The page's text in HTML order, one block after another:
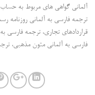
آلمانی گواهی های مربوط به
ترجمه فارسی به آلمانی روزنامه
قراردادهای تجاری، ترجمه فارسی
فارسی به آلمانی متون مذهبی،